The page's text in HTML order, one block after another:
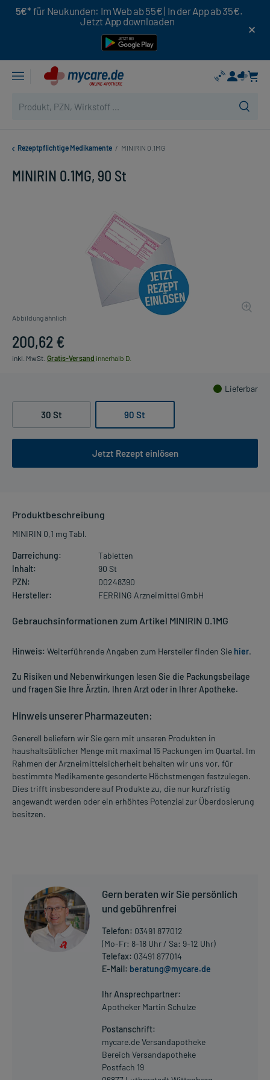
5€* für Neukunden: Im Web ab 55€ | In der App ab 35€.
Jetzt App downloaden
Rezeptpflichtige Medikamente / MINIRIN 0.1MG
MINIRIN 0.1MG, 90 St
Abbildung ähnlich
200,62 €
inkl. MwSt. Gratis-Versand innerhalb D.
Lieferbar
30 St 90 St
Jetzt Rezept einlösen
Produktbeschreibung
MINIRIN 0,1 mg Tabl.
Darreichung:
Tabletten
Inhalt:
90 St
PZN:
00248390
Hersteller:
FERRING Arzneimittel GmbH
Gebrauchsinformationen zum Artikel MINIRIN 0.1MG
Hinweis: Weiterführende Angaben zum Hersteller finden Sie hier.
Zu Risiken und Nebenwirkungen lesen Sie die Packungsbeilage
und fragen Sie Ihre Ärztin, Ihren Arzt oder in Ihrer Apotheke.
Hinweis unserer Pharmazeuten:
Generell beliefern wir Sie gern mit unseren Produkten in
haushaltsüblicher Menge mit maximal 15 Packungen im Quartal. Im
Rahmen der Arzneimittelsicherheit behalten wir uns vor, für
bestimmte Medikamente gesonderte Höchstmengen festzulegen.
Dies trifft insbesondere auf Produkte zu, die nur kurzfristig
angewandt werden oder ein erhöhtes Potenzial zur Überdosierung
besitzen.
Gern beraten wir Sie persönlich
und gebührenfrei
Telefon: 03491 877012
(Mo-Fr: 8-18 Uhr / Sa: 9-12 Uhr)
Telefax: 03491 877014
E-Mail: beratung@mycare.de
Ihr Ansprechpartner:
Apotheker Martin Schulze
Postanschrift:
mycare.de Versandapotheke
Bereich Versandapotheke
Postfach 19